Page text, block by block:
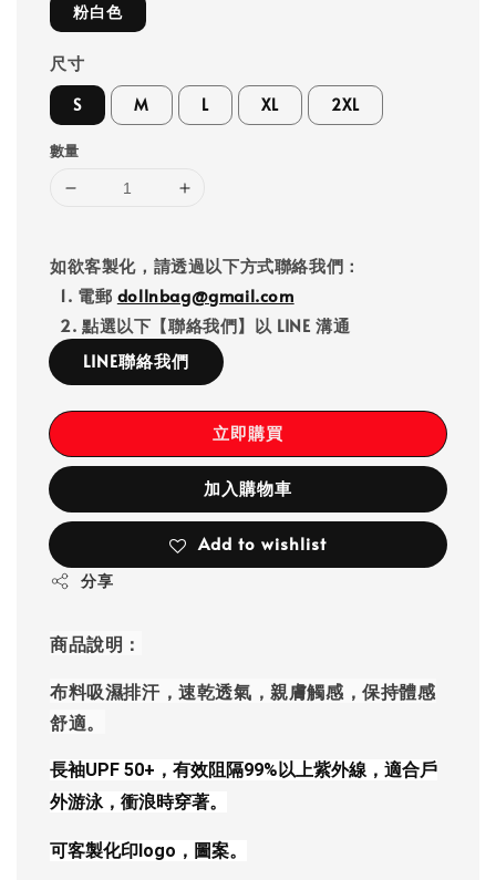
粉白色
尺寸
S M L XL 2XL
數量
如欲客製化，請透過以下方式聯絡我們：
1. 電郵 dollnbag@gmail.com
2. 點選以下【聯絡我們】以 LINE 溝通
LINE聯絡我們
立即購買
加入購物車
Add to wishlist
分享
商品說明：
布料吸濕排汗，速乾透氣，親膚觸感，保持體感
舒適。
長袖UPF 50+，有效阻隔99%以上紫外線，適合戶
外游泳，衝浪時穿著。
可客製化印logo，圖案。